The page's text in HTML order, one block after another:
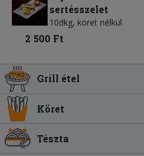
sertésszelet
10dkg, köret nélkül
2 500 Ft
Grill étel
Köret
Tészta